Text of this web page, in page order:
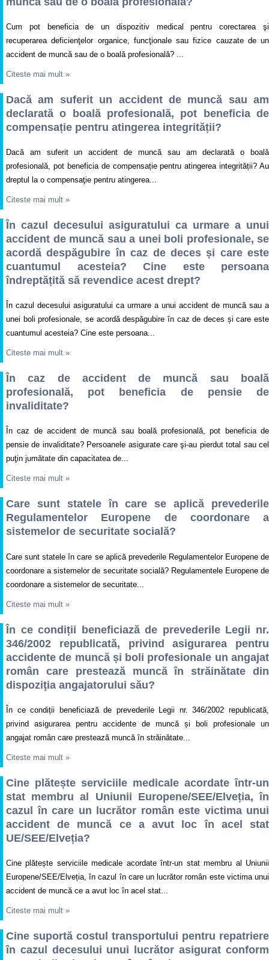
Cum pot beneficia de un dispozitiv medical pentru corectarea şi
recuperarea deficienţelor organice, funcţionale sau fizice cauzate de un
accident de muncă sau de o boală profesională? ...
Citeste mai mult »
Dacă am suferit un accident de muncă sau am
declarată o boală profesională, pot beneficia de
compensație pentru atingerea integrității?
Dacă am suferit un accident de muncă sau am declarată o boală
profesională, pot beneficia de compensație pentru atingerea integrității? Au
dreptul la o compensaţie pentru atingerea...
Citeste mai mult »
În cazul decesului asiguratului ca urmare a unui
accident de muncă sau a unei boli profesionale, se
acordă despăgubire în caz de deces și care este
cuantumul acesteia? Cine este persoana
îndreptățită să revendice acest drept?
În cazul decesului asiguratului ca urmare a unui accident de muncă sau a
unei boli profesionale, se acordă despăgubire în caz de deces și care este
cuantumul acesteia? Cine este persoana...
Citeste mai mult »
În caz de accident de muncă sau boală
profesională, pot beneficia de pensie de
invaliditate?
În caz de accident de muncă sau boală profesională, pot beneficia de
pensie de invaliditate? Persoanele asigurate care şi-au pierdut total sau cel
puţin jumătate din capacitatea de...
Citeste mai mult »
Care sunt statele în care se aplică prevederile
Regulamentelor Europene de coordonare a
sistemelor de securitate socială?
Care sunt statele în care se aplică prevederile Regulamentelor Europene de
coordonare a sistemelor de securitate socială? Regulamentele Europene de
coordonare a sistemelor de securitate...
Citeste mai mult »
În ce condiții beneficiază de prevederile Legii nr.
346/2002 republicată, privind asigurarea pentru
accidente de muncă și boli profesionale un angajat
român care prestează muncă în străinătate din
dispoziţia angajatorului său?
În ce condiții beneficiază de prevederile Legii nr. 346/2002 republicată,
privind asigurarea pentru accidente de muncă și boli profesionale un
angajat român care prestează muncă în străinătate...
Citeste mai mult »
Cine plătește serviciile medicale acordate într-un
stat membru al Uniunii Europene/SEE/Elveția, în
cazul în care un lucrător român este victima unui
accident de muncă ce a avut loc în acel stat
UE/SEE/Elveția?
Cine plătește serviciile medicale acordate într-un stat membru al Uniunii
Europene/SEE/Elveția, în cazul în care un lucrător român este victima unui
accident de muncă ce a avut loc în acel stat...
Citeste mai mult »
Cine suportă costul transportului pentru repatriere
în cazul decesului unui lucrător asigurat conform